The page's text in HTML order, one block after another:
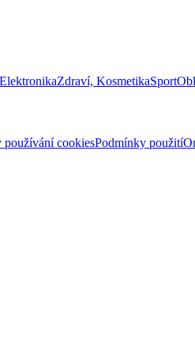
ElektronikaZdraví, KosmetikaSport
používání cookiesPodmínky použití